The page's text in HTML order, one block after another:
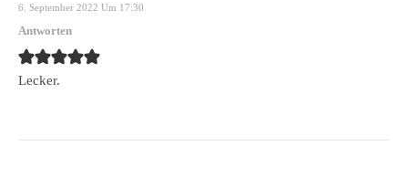
6. September 2022 Um 17:30
Antworten
Lecker.